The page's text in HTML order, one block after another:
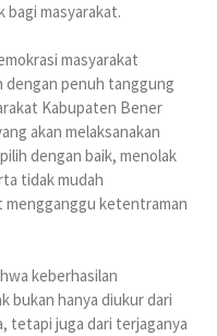
bagi masyarakat.
masyarakat
dengan penuh tanggung
Kabupaten Bener
akan melaksanakan
dengan baik, menolak
tidak mudah
mengganggu ketentraman
keberhasilan
bukan hanya diukur dari
tetapi juga dari terjaganya